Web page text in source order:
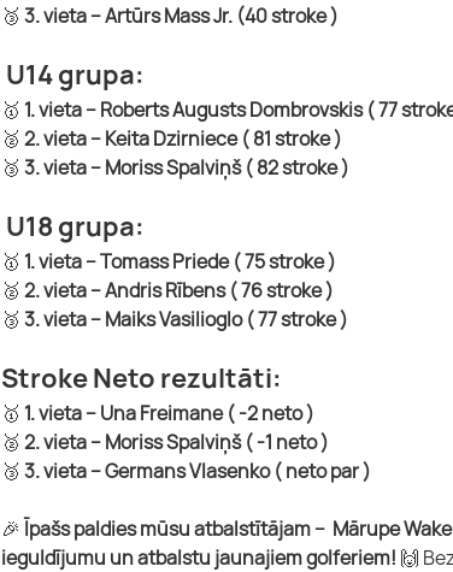
🥉 3. vieta – Artūrs Mass Jr. (40 stroke )
U14 grupa:
🥇 1. vieta – Roberts Augusts Dombrovskis ( 77
🥈 2. vieta – Keita Dzirniece ( 81 stroke )
🥉 3. vieta – Moriss Spalviņš ( 82 stroke )
U18 grupa:
🥇 1. vieta – Tomass Priede ( 75 stroke )
🥈 2. vieta – Andris Rībens ( 76 stroke )
🥉 3. vieta – Maiks Vasilioglo ( 77 stroke )
Stroke Neto rezultāti:
🥇 1. vieta – Una Freimane ( -2 neto )
🥈 2. vieta – Moriss Spalviņš ( -1 neto )
🥉 3. vieta – Germans Vlasenko ( neto par )
🎉 Īpašs paldies mūsu atbalstītājam –  Mārupe
ieguldījumu un atbalstu jaunajiem golferiem! 🙌